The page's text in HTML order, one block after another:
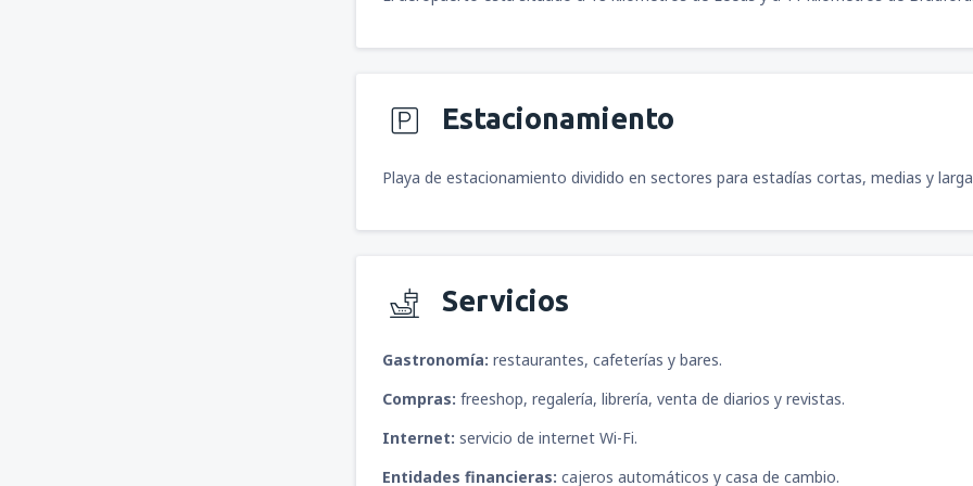
Estacionamiento
Playa de estacionamiento dividido en sectores para estadías cortas, medias y
Servicios
Gastronomía: restaurantes, cafeterías y bares.
Compras: freeshop, regalería, librería, venta de diarios y revistas.
Internet: servicio de internet Wi-Fi.
Entidades financieras: cajeros automáticos y casa de cambio.